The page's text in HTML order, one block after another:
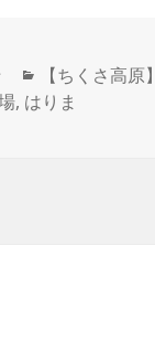
aカ
テ
【ちくさ高
, はりま